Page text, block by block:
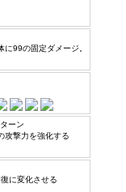
99の固定ダメージ。
ーン
攻撃力を強化する
に変化させる